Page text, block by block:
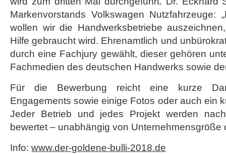
Markenvorstands Volkswagen Nutzfahrzeuge:
wollen wir die Handwerksbetriebe
Hilfe gebraucht wird. Ehrenamtlich und
durch eine Fachjury gewählt, dieser gehören
Fachmedien des deutschen Handwerks sowie
Für die Bewerbung reicht eine kurze
Engagements sowie einige Fotos oder auch ein
Jeder Betrieb und jedes Projekt werden
bewertet – unabhängig von Unternehmensgröße
Info: www.der-goldene-bulli-2018.de